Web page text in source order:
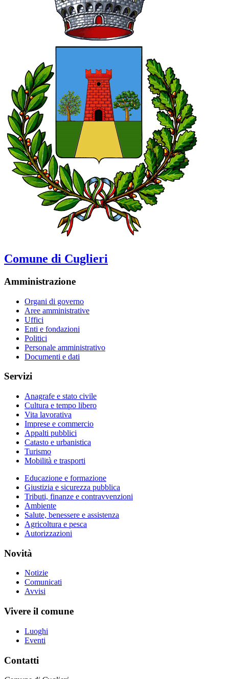
Comune di Cuglieri
Amministrazione
Organi di governo
Aree amministrative
Uffici
Enti e fondazioni
Politici
Personale amministrativo
Documenti e dati
Servizi
Anagrafe e stato civile
Cultura e tempo libero
Vita lavorativa
Imprese e commercio
Appalti pubblici
Catasto e urbanistica
Turismo
Mobilità e trasporti
Educazione e formazione
Giustizia e sicurezza pubblica
Tributi, finanze e contravvenzioni
Ambiente
Salute, benessere e assistenza
Agricoltura e pesca
Autorizzazioni
Novità
Notizie
Comunicati
Avvisi
Vivere il comune
Luoghi
Eventi
Contatti